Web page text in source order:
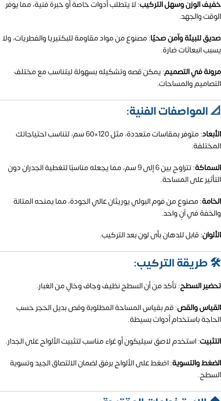
خفيف الوزن وسهل التركيب: لا يتطلب أدوات خاصة أو خبرة فنية، مما يوفر
الوقت والجهد.
صديق للبيئة وآمن صحيًا:مصنوع من مواد مقاومة للبكتيريا والفطريات، ولا
يسبب انبعاثات ضارة.
مرونة في التصميم: يمكن قصه وتشكيله بسهولة ليتناسب مع مختلف
التصاميم والمساحات.
📐 المواصفات الفنية:
الأبعاد:
متوفر بمقاسات متعددة، مثل 120×60 سم، لتناسب احتياجاتك
المختلفة.
السماكة:
تتراوح بين 6 إلى 9 سم، مما يجعله مناسبًا لتغطية الجدران دون
التأثير على المساحة.
الخامة:مصنوع من فوم البولي يوريثان عالي الجودة، مما يمنحه المتانة
والخفة في آنٍ واحد.
الألوان: قابل للدهان بأى لون بعد التركيب.
🛠️ طريقة التركيب:
تحضير السطح:تأكد من أن السطح نظيف وجاف وخالٍ من الغبار.
القياس والقص:قم بقياس المساحة المطلوبة وقص بديل الحجر حسب
الحاجة باستخدام أدوات بسيطة.
التثبيت:استخدم لاصق سيليكون أو غراء مناسب لتثبيت الألواح على الجدار.
الضغط والتسوية:اضغط على الألواح برفق لضمان الالتصاق الجيد وتسوية
السطح.